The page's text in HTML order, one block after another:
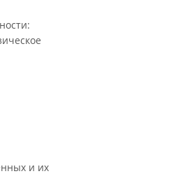
и их